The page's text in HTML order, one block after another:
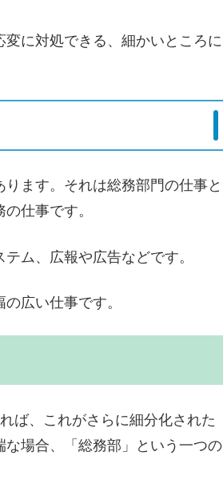
に対処できる、細かいところに
ます。それは総務部門の仕事と
仕事です。
ム、広報や広告などです。
広い仕事です。
ば、これがさらに細分化された
場合、「総務部」という一つの